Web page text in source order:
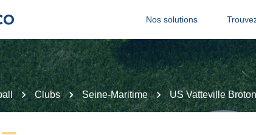
Nos solutions
Clubs Seine-Maritime US Vatteville